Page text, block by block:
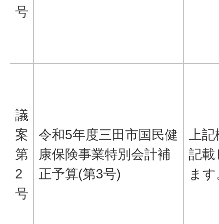
号
議
案
第
2
号
令和5年度三田市国民健
康保険事業特別会計補
正予算(第3号)
上
記載
ま